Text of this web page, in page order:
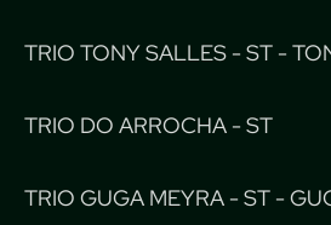
TRIO TONY SALLES - ST -
TRIO DO ARROCHA - ST
TRIO GUGA MEYRA - ST -